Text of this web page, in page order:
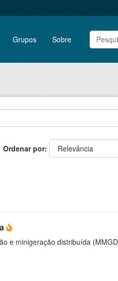
Grupos Sobre
Ordenar por
e minigeração distribuída